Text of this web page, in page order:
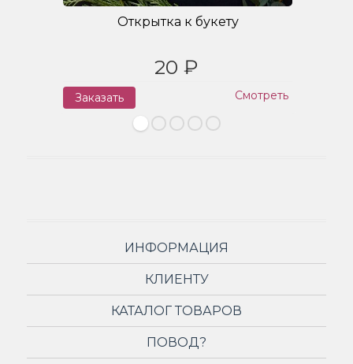
Открытка к букету
20 ₽
Заказать Смотреть
ИНФОРМАЦИЯ
КЛИЕНТУ
КАТАЛОГ ТОВАРОВ
ПОВОД?